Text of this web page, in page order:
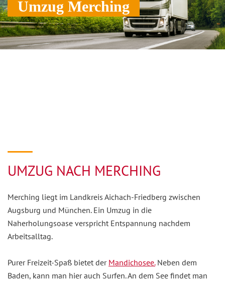
Umzug Merching
UMZUG NACH MERCHING
Merching liegt im Landkreis Aichach-Friedberg zwischen
Augsburg und München. Ein Umzug in die
Naherholungsoase verspricht Entspannung nachdem
Arbeitsalltag.
Purer Freizeit-Spaß bietet der Mandichosee.Neben dem
Baden, kann man hier auch Surfen. An dem See findet man